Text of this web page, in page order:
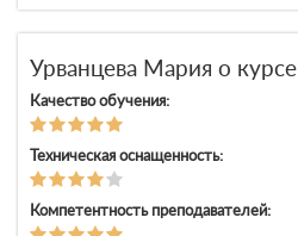
Урванцева Мария о курсе
Качество обучения:
Техническая оснащенность:
Компетентность преподавателей: